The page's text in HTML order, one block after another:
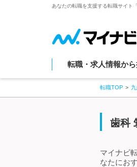
あなたの転職を支援する転職サイト
転職・求人情報か
転職TOP
歯科
マイナビ
なたにお